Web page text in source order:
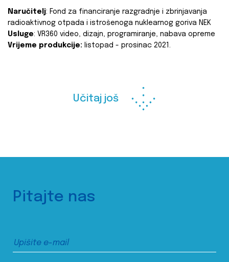
Naručitelj: Fond za financiranje razgradnje i zbrinjavanja
radioaktivnog otpada i istrošenoga nuklearnog goriva NEK
Usluge: VR360 video, dizajn, programiranje, nabava opreme
Vrijeme produkcije: listopad - prosinac 2021.
Učitaj još
Pitajte nas